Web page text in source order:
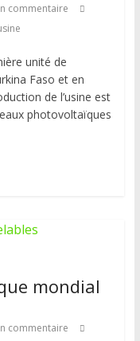
commentaire
unité de
Faso et en
de l’usine est
photovoltaïques
mondial
commentaire